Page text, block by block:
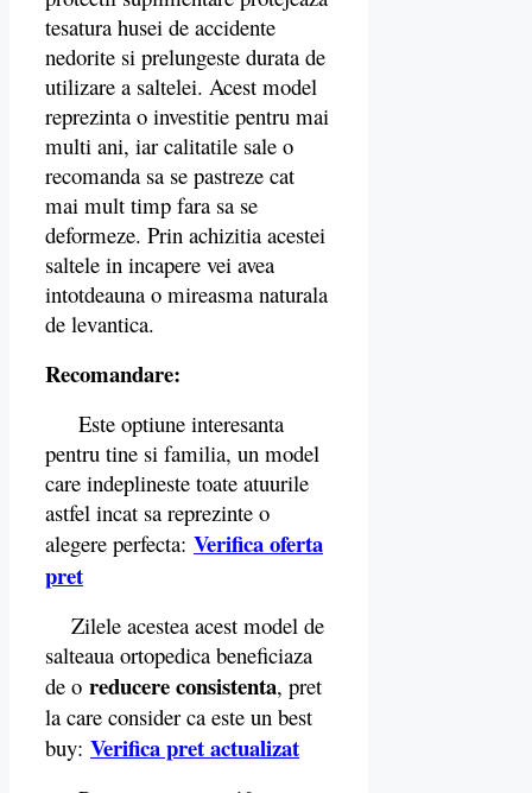
tesatura husei de accidente
nedorite si prelungeste durata de
utilizare a saltelei. Acest model
reprezinta o investitie pentru mai
multi ani, iar calitatile sale o
recomanda sa se pastreze cat
mai mult timp fara sa se
deformeze. Prin achizitia acestei
saltele in incapere vei avea
intotdeauna o mireasma naturala
de levantica.
Recomandare:
Este optiune interesanta
pentru tine si familia, un model
care indeplineste toate atuurile
astfel incat sa reprezinte o
alegere perfecta: Verifica oferta
pret
Zilele acestea acest model de
salteaua ortopedica beneficiaza
de o reducere consistenta, pret
la care consider ca este un best
buy: Verifica pret actualizat